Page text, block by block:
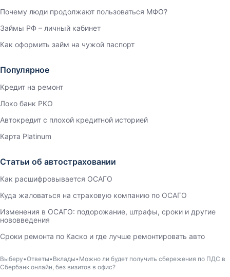
Почему люди продолжают пользоваться МФО?
Займы РФ – личный кабинет
Как оформить займ на чужой паспорт
Популярное
Кредит на ремонт
Локо банк РКО
Автокредит с плохой кредитной историей
Карта Platinum
Статьи об автостраховании
Как расшифровывается ОСАГО
Куда жаловаться на страховую компанию по ОСАГО
Изменения в ОСАГО: подорожание, штрафы, сроки и другие
нововведения
Сроки ремонта по Каско и где лучше ремонтировать авто
Выберу Ответы Вклады Можно ли будет получить сбережения по ПДС в
Сбербанк онлайн, без визитов в офис?